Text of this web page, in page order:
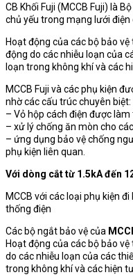
CB Khối Fuji (MCCB Fuji) là
chủ yếu trong mạng lưới điện
Hoạt động của các bộ bảo
động do các nhiễu loạn của
loạn trong không khí và các
MCCB Fuji và các phụ kiện
nhờ các cấu trúc chuyên biệt:
– Vỏ hộp cách điện được
– xử lý chống ăn mòn cho
– ứng dụng bảo vệ chống
phụ kiện liên quan.
Với dòng cắt từ 1.5kA đến
MCCB với các loại phụ kiện
thống điện
Các bộ ngắt bảo vệ của
Hoạt động của các bộ bảo vệ
do các nhiễu loạn của các
trong không khí và các hiện